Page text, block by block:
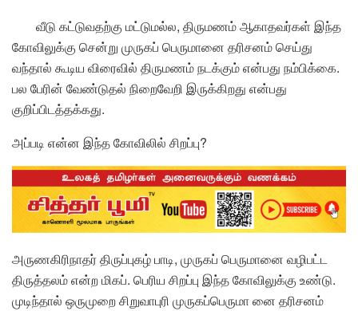
வீடு கட்டுவதற்கு மட்டுமல்ல, திருமணம் ஆகாதவர்கள் இந்த
கோவிலுக்கு சென்று முருகப் பெருமானை தரிசனம் செய்து
வந்தால் கூடிய விரைவில் திருமணம் நடக்கும் என்பது நம்பிக்கை.
பல பேரின் வேண்டுதல் நிறைவேறி இருக்கிறது என்பது
குறிப்பிடத்தக்கது.
அப்படி என்ன இந்த கோவிலில் சிறப்பு?
அருணகிரிநாதர் திருப்புகழ் பாடி, முருகப் பெருமானை வழிபட்ட
திருத்தலம் என்ற மிகப். பெரிய சிறப்பு இந்த கோவிலுக்கு உண்டு.
முடிந்தால் ஒருமுறை சிறுவாபுரி முருகப்பெருமா னை தரிசனம்